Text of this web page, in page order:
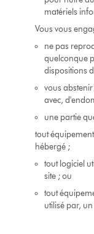
matériels
Vous vous
ne pas
quelconque
dispositions
vous
avec,
une partie
tout
hébergé ;
tout logiciel
site ; ou
tout
utilisé par, un